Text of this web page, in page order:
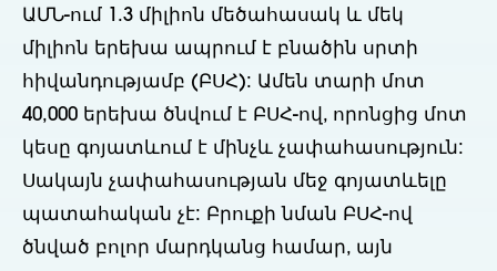
ԱՄՆ-ում 1.3 միլիոն մեծահասակ և մեկ
միլիոն երեխա ապրում է բնածին սրտի
հիվանդությամբ (ԲՍՀ): Ամեն տարի մոտ
40,000 երեխա ծնվում է ԲՍՀ-ով, որոնցից մոտ
կեսը գոյատևում է մինչև չափահասություն:
Սակայն չափահասության մեջ գոյատևելը
պատահական չէ: Բրուքի նման ԲՍՀ-ով
ծնված բոլոր մարդկանց համար, այն